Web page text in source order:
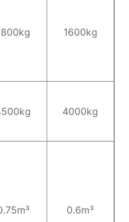
1600kg
4000kg
0.6m³